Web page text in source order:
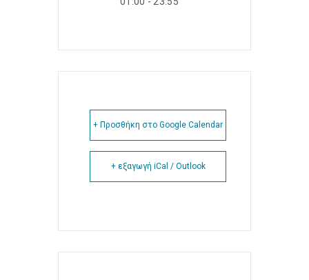
+ Προσθήκη στο Google Calendar
+ εξαγωγή iCal / Outlook